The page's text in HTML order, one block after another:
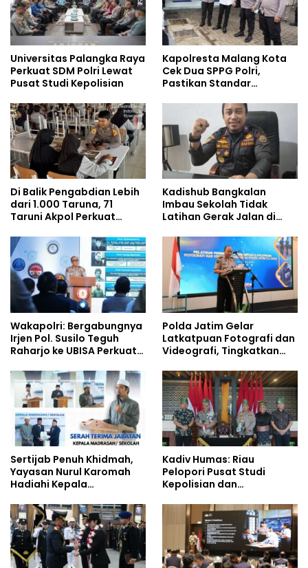
Universitas Palangka Raya
Perkuat SDM Polri Lewat
Pusat Studi Kepolisian
Kapolresta Malang Kota
Cek Dua SPPG Polri,
Pastikan Standar
Pengelolaan Limbah
Berjalan Optimal
Di Balik Pengabdian Lebih
dari 1.000 Taruna, 71
Taruni Akpol Perkuat
Siswa Sekolah Rakyat
Kadishub Bangkalan
Imbau Sekolah Tidak
Latihan Gerak Jalan di
Wakapolri: Bergabungnya
Irjen Pol. Susilo Teguh
Raharjo ke UBISA Perkuat
Studi Kepolisian
Polda Jatim Gelar
Latkatpuan Fotografi dan
Videografi, Tingkatkan
Era Digital
Sertijab Penuh Khidmah,
Yayasan Nurul Karomah
Hadiahi Kepala
Umrah
Kadiv Humas: Riau
Pelopori Pusat Studi
Kepolisian dan
Policing Masuki Babak